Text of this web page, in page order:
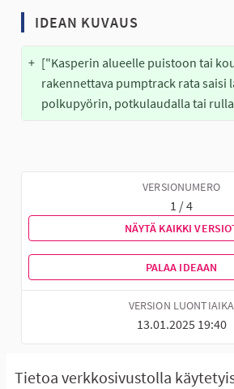
Tietoa verkkosivustolla
IDEAN KUVAUS
+ ["Kasperin alueelle puistoon tai
rakennettava pumptrack rata saisi
polkupyörin, potkulaudalla tai
VERSIONUMERO
1 / 4
NÄYTÄ KAIKKI
PALAA IDEAAN
VERSION LUONTIAIKA
13.01.2025 19:40